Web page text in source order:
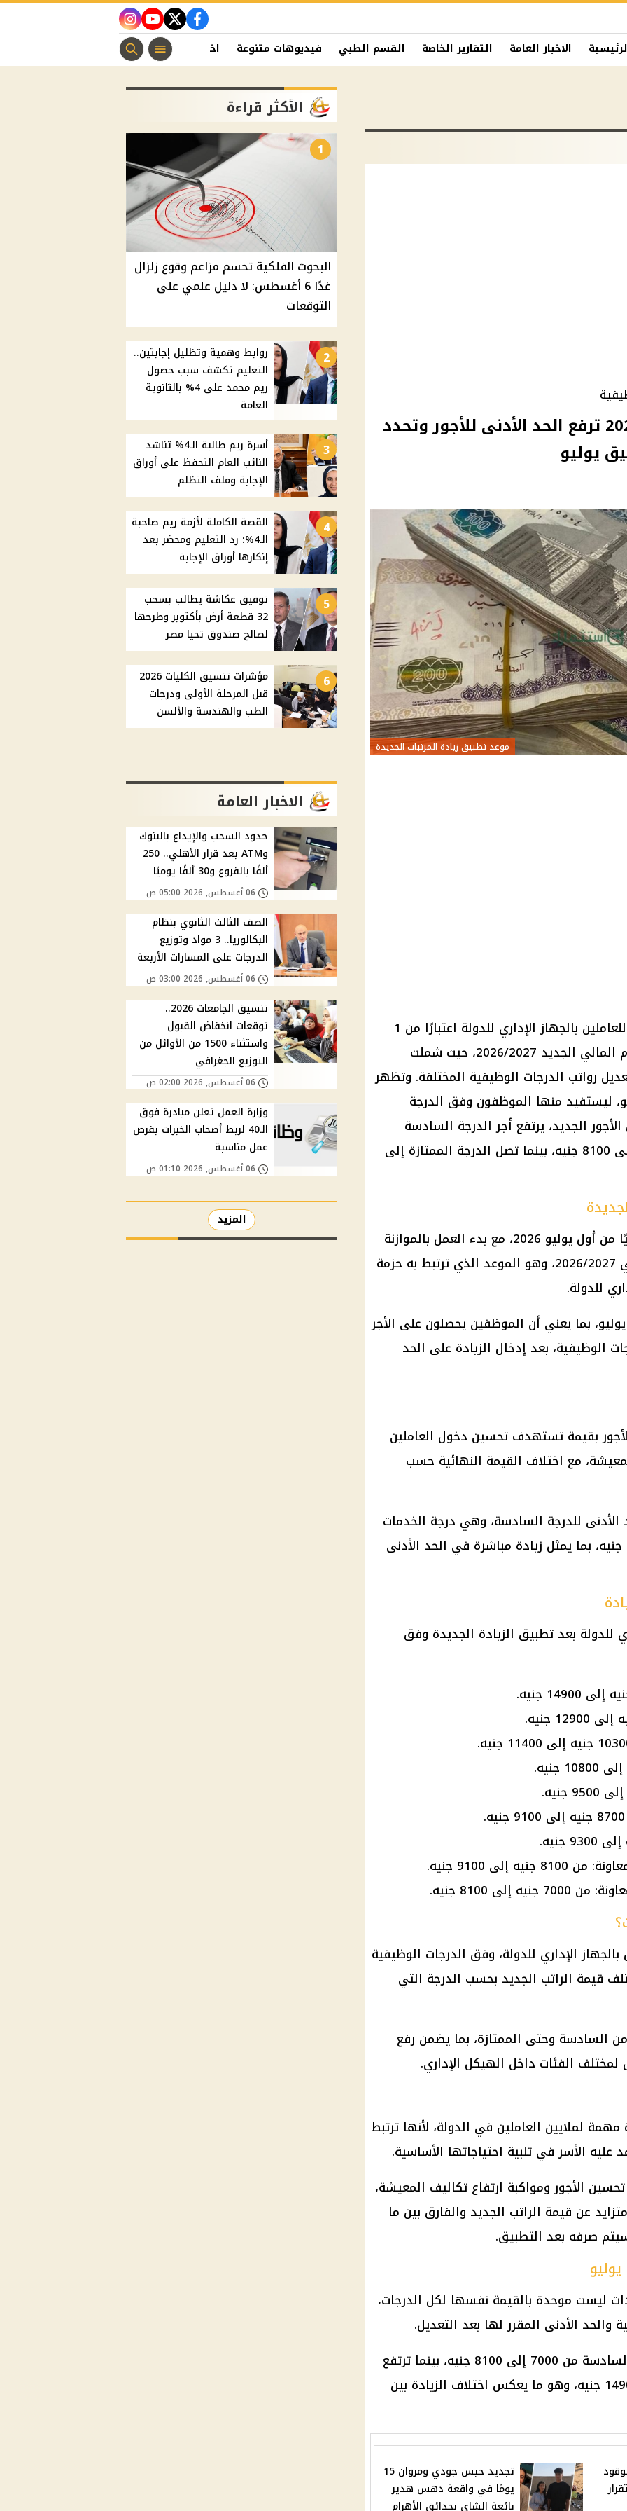
facebook
twitter
youtube
instagram
الاخبار العامة التقارير الخاصة القسم الطبي فيديوهات متنوعة اخبار الفن منوعات مسيحية
زيادة المرتبات الجديدة 2026 ترفع الحد الأدنى للأجور وتحدد
يوليو
موعد تطبيق زيادة المرتبات الجديدة
بدأ تطبيق زيادة المرتبات الجديدة للعاملين بالجهاز الإداري للدولة اعتبارًا من 1
يوليو 2026، بالتزامن مع بداية العام المالي الجديد 2026/2027، حيث شملت
رواتب الدرجات الوظيفية المختلفة. وتظهر
ليستفيد منها الموظفون وفق الدرجة
الجديد، يرتفع أجر الدرجة السادسة
للخدمات المعاونة من 7000 جنيه إلى 8100 جنيه، بينما تصل الدرجة الممتازة إلى
تطبق زيادة المرتبات الجديدة رسميًا من أول يوليو 2026، مع بدء العمل بالموازنة
العامة الجديدة للدولة للعام المالي 2026/2027، وهو الموعد الذي ترتبط به حزمة
للدولة.
بما يعني أن الموظفين يحصلون على الأجر
الوظيفية، بعد إدخال الزيادة على الحد
بقيمة تستهدف تحسين دخول العاملين
مع اختلاف القيمة النهائية حسب
الأدنى للدرجة السادسة، وهي درجة الخدمات
المعاونة، من 7000 جنيه إلى 8100 جنيه، بما يمثل زيادة مباشرة في الحد الأدنى
للدولة بعد تطبيق الزيادة الجديدة وفق
إلى 9100 جنيه.
8100 جنيه.
الإداري للدولة، وفق الدرجات الوظيفية
قيمة الراتب الجديد بحسب الدرجة التي
السادسة وحتى الممتازة، بما يضمن رفع
لمختلف الفئات داخل الهيكل الإداري.
لملايين العاملين في الدولة، لأنها ترتبط
الأسر في تلبية احتياجاتها الأساسية.
الأجور ومواكبة ارتفاع تكاليف المعيشة،
عن قيمة الراتب الجديد والفارق بين ما
صرفه بعد التطبيق.
ليست موحدة بالقيمة نفسها لكل الدرجات،
الأدنى المقرر لها بعد التعديل.
فعلى سبيل المثال، ترتفع الدرجة السادسة من 7000 إلى 8100 جنيه، بينما ترتفع
الدرجة الممتازة من 13200 إلى 14900 جنيه، وهو ما يعكس اختلاف الزيادة بين
تجديد حبس جودي ومروان 15
يومًا في واقعة دهس هدير
بائعة الشاي بحدائق الأهرام
الأكثر قراءة
1
البحوث الفلكية تحسم مزاعم وقوع زلزال
غدًا 6 أغسطس: لا دليل علمي على
التوقعات
2
روابط وهمية وتظليل إجابتين..
التعليم تكشف سبب حصول
ريم محمد على 4% بالثانوية
العامة
3
أسرة ريم طالبة الـ4% تناشد
النائب العام التحفظ على أوراق
الإجابة وملف التظلم
4
القصة الكاملة لأزمة ريم صاحبة
الـ4%: رد التعليم ومحضر بعد
إنكارها أوراق الإجابة
5
توفيق عكاشة يطالب بسحب
32 قطعة أرض بأكتوبر وطرحها
لصالح صندوق تحيا مصر
6
مؤشرات تنسيق الكليات 2026
قبل المرحلة الأولى ودرجات
الطب والهندسة والألسن
الاخبار العامة
حدود السحب والإيداع بالبنوك
وATM بعد قرار الأهلي.. 250
ألفًا بالفروع و30 ألفًا يوميًا
06 أغسطس, 2026 05:00 ص
الصف الثالث الثانوي بنظام
البكالوريا.. 3 مواد وتوزيع
الدرجات على المسارات الأربعة
06 أغسطس, 2026 03:00 ص
تنسيق الجامعات 2026..
توقعات انخفاض القبول
واستثناء 1500 من الأوائل من
التوزيع الجغرافي
06 أغسطس, 2026 02:00 ص
وزارة العمل تعلن مبادرة فوق
الـ40 لربط أصحاب الخبرات بفرص
عمل مناسبة
06 أغسطس, 2026 01:10 ص
المزيد